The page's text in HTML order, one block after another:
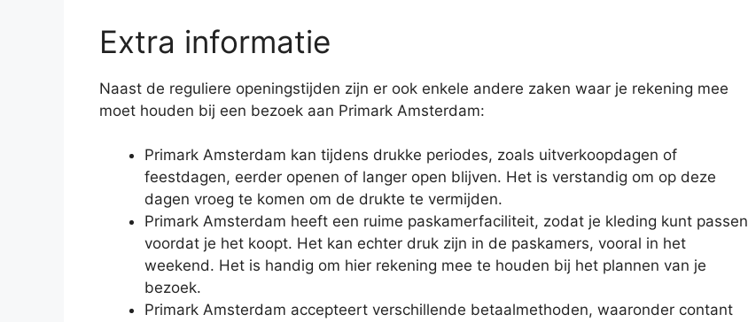
Extra informatie
Naast de reguliere openingstijden zijn er ook enkele andere zaken waar je rekening mee
moet houden bij een bezoek aan Primark Amsterdam:
Primark Amsterdam kan tijdens drukke periodes, zoals uitverkoopdagen of
feestdagen, eerder openen of langer open blijven. Het is verstandig om op deze
dagen vroeg te komen om de drukte te vermijden.
Primark Amsterdam heeft een ruime paskamerfaciliteit, zodat je kleding kunt passen
voordat je het koopt. Het kan echter druk zijn in de paskamers, vooral in het
weekend. Het is handig om hier rekening mee te houden bij het plannen van je
bezoek.
Primark Amsterdam accepteert verschillende betaalmethoden, waaronder contant